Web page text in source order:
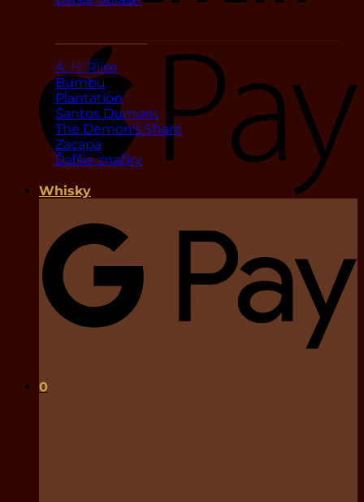
0
A. H. Riise
Bumbu
Plantation
Santos Dumont
The Demon's Share
Zacapa
Ďaľšie značky
Whisky